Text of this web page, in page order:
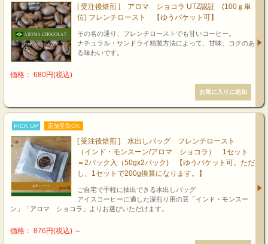
[ 受注後焙煎 ] アロマ ショコラ UTZ認証 (100ｇ単
位) フレンチロースト 【ゆうパケット可】
その名の通り、フレンチローストでも甘いコーヒー。
ナチュラル・サンドライ精製方法によって、甘味、コクのあ
る味わいです。
価格： 680円(税込)
PICK UP 店舗受取OK
[ 受注後焙煎 ] 水出しバッグ フレンチロースト
（インド・モンスーン/アロマ ショコラ） 1セット
＝2パック入（50gx2パック) 【ゆうパケット可。ただ
し、1セットで200g換算になります。】
ご自宅で手軽に抽出できる水出しバッグ
アイスコーヒーに適した深煎り用の豆「インド・モンスー
ン」「アロマ ショコラ」よりお選びいただけます。
価格： 876円(税込) ～